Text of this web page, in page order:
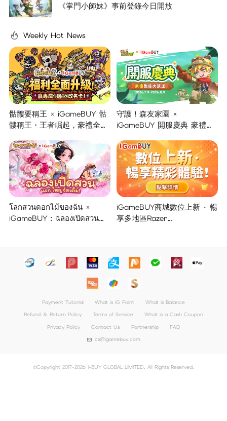
《掌門小師妹》事前登錄今日開放
Weekly Hot News
骷髏要稱王 × iGameBUY 骷
髏稱王・王者崛起，豪禮全面
守護！森友家園 ×
iGameBUY 開服慶典 豪禮集
โลกสวนดอกไม้ของฉัน ×
iGameBUY : ฉลองเปิดสวน
iGameBUY商城數位上新 · 暢
享多地區Razer
Payment Tutorial What is iG Point
What is Balance
Refund ＆ Return Policy
Terms of Service
What is a Cash Coupon
Privacy Policy
Contact Us Partnership
FAQ
cs@igamebuy.com
©Copyright 2017-2026 I-BUY GLOBAL LIMITED. All Rights Reserved.